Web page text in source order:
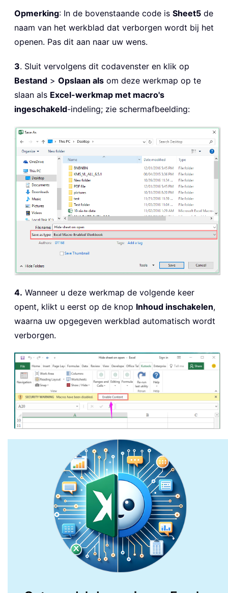
Opmerking: In de bovenstaande code is Sheet5 de
naam van het werkblad dat verborgen wordt bij het
openen. Pas dit aan naar uw wens.
3. Sluit vervolgens dit codavenster en klik op
Bestand > Opslaan als om deze werkmap op te
slaan als Excel-werkmap met macro's
ingeschakeld-indeling; zie schermafbeelding:
4. Wanneer u deze werkmap de volgende keer
opent, klikt u eerst op de knop Inhoud inschakelen,
waarna uw opgegeven werkblad automatisch wordt
verborgen.